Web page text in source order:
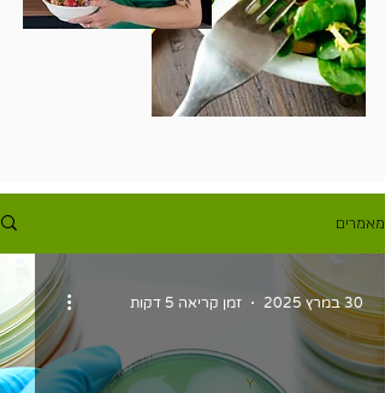
מאמרים
30 במרץ 2025 זמן קריאה 5 דקות